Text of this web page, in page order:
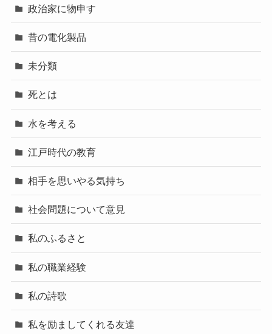
政治家に物申す
昔の電化製品
未分類
死とは
水を考える
江戸時代の教育
相手を思いやる気持ち
社会問題について意見
私のふるさと
私の職業経験
私の詩歌
私を励ましてくれる友達